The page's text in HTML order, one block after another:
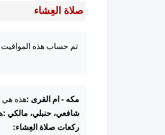
صلاة العِشاء
تم حساب هذه
مكه - ام القرى :هذه هي
شافعي، حنبلي، مالكي :
ركعات صلاة العِشاء: